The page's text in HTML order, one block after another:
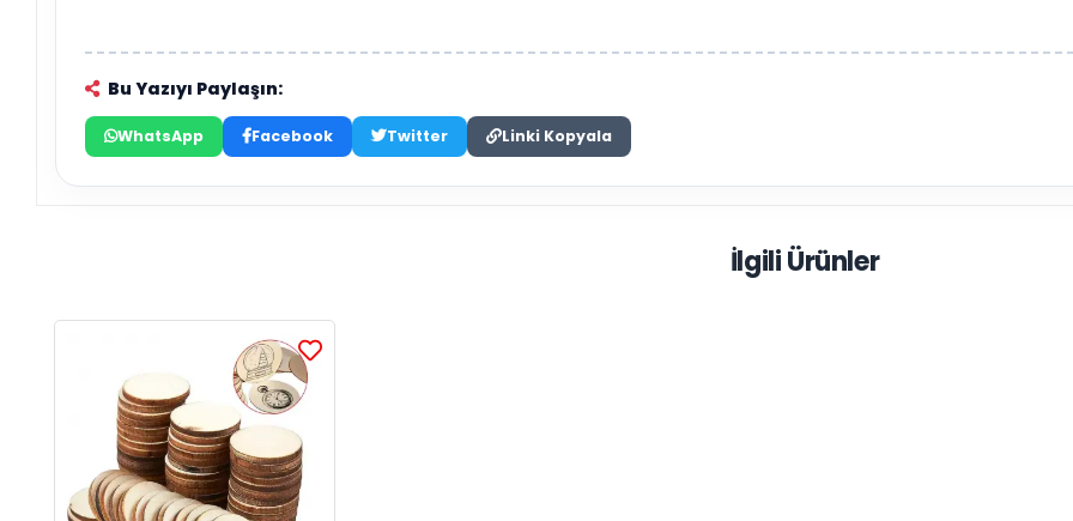
Bu Yazıyı Paylaşın:
WhatsApp Facebook Twitter Linki Kopyala
İlgili Ürünler